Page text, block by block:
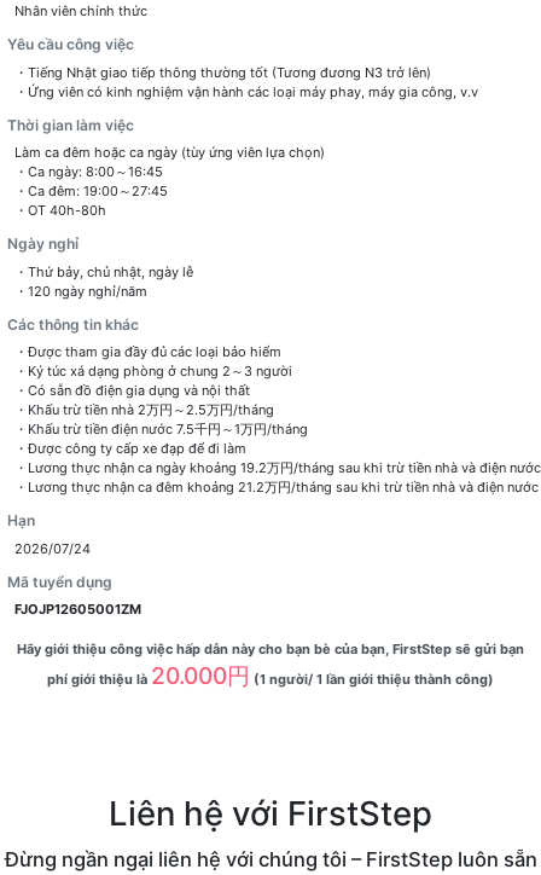
Nhân viên chính thức
Yêu cầu công việc
・Tiếng Nhật giao tiếp thông thường tốt (Tương đương N3 trở lên)
・Ứng viên có kinh nghiệm vận hành các loại máy phay, máy gia công, v.v
Thời gian làm việc
Làm ca đêm hoặc ca ngày (tùy ứng viên lựa chọn)
・Ca ngày: 8:00～16:45
・Ca đêm: 19:00～27:45
・OT 40h-80h
Ngày nghỉ
・Thứ bảy, chủ nhật, ngày lễ
・120 ngày nghỉ/năm
Các thông tin khác
・Được tham gia đầy đủ các loại bảo hiểm
・Ký túc xá dạng phòng ở chung 2～3 người
・Có sẵn đồ điện gia dụng và nội thất
・Khấu trừ tiền nhà 2万円～2.5万円/tháng
・Khấu trừ tiền điện nước 7.5千円～1万円/tháng
・Được công ty cấp xe đạp để đi làm
・Lương thực nhận ca ngày khoảng 19.2万円/tháng sau khi trừ tiền nhà và điện nước
・Lương thực nhận ca đêm khoảng 21.2万円/tháng sau khi trừ tiền nhà và điện nước
Hạn
2026/07/24
Mã tuyển dụng
FJOJP12605001ZM
Hãy giới thiệu công việc hấp dẫn này cho bạn bè của bạn, FirstStep sẽ gửi bạn
phí giới thiệu là 20.000円 (1 người/ 1 lần giới thiệu thành công)
Liên hệ với FirstStep
Đừng ngần ngại liên hệ với chúng tôi – FirstStep luôn sẵn